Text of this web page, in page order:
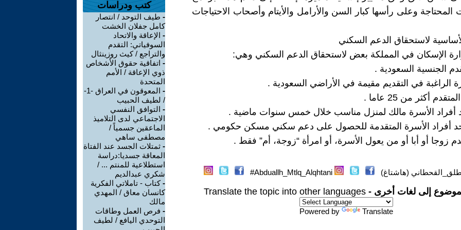
المحتاجة وعلى رأسها كبار السن والأرامل والأيتام وأصحاب الاحتياجات
لاستحقاق الدعم السكني
الإسكان في المملكة بعض لاستحقاق الدعم السكني وهي:
الجنسية السعودية .
الراغبة في التقديم مقيمة في الأراضي السعودية .
أكثر من 25 عاما .
أفراد الأسرة مالك لمنزل مناسب خلال خمس سنوات ماضية .
أحد أفراد الأسرة المتقدمة للحصول على دعم سكني مسكن حكومي .
زوجا أو أبا أو من يعول الأسرة، أو امرأة “زوجة، أم” فقط .
(هاشتاغ) Abduallh_Mtlq_Alqhtani#
إلى لغات أخرى - Translate the topic into other languages
Powered by Translate
كتب ودراسات
- طيف التوحد / انتصار
كامل جفلان الخشت
- الإعاقة والاتحاد
السوفياتي: التقدم
والتراجع / كيث روزينثال
- اتفاقية حقوق الأشخاص
ذوي الإعاقة / الأمم
المتحدة
-
المعوقون في العراق -1-
/ لطيف الحبيب
- التوافق النفسي
الاجتماعي لدى التلاميذ
الماعقين جسمياً /
مصطفى ساهي
- ثمتلات الجسد عند الفتاة
المعاقة جسديا:دراسة
استطلاعية للمنتم ... /
شكري عبدالديم
-كتاب - تاملاتي الفكرية
كانسان معاق / المهدي
مالك
- فرص العمل وطاقات
التوحدي اليافع / لطيف